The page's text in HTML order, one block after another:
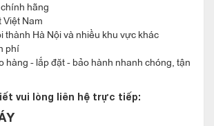
giúp bạn lọc không khí sạch nhất. Hệ thống
máy lọc nano, máy lọc silver, carbon, bio...
lớp giúp bạn ngăn chặn và diệt khuẩn hiệu
hãng
Việt Nam
thành Hà Nội và nhiều khu vực khác
phí
hàng - lắp đặt - bảo hành nhanh chóng, tận
vui lòng liên hệ trực tiếp: